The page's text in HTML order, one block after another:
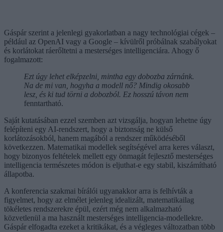
Gáspár szerint a jelenlegi gyakorlatban a nagy technológiai cégek –
például az OpenAI vagy a Google – kívülről próbálnak szabályokat
és korlátokat ráerőltetni a mesterséges intelligenciára. Ahogy ő
fogalmazott:
Ezt úgy lehet elképzelni, mintha egy dobozba zárnánk.
Na de mi van, hogyha a modell nő? Mindig okosabb
lesz, és ki tud törni a dobozból. Ez hosszú távon nem
fenntartható.
Saját kutatásában ezzel szemben azt vizsgálja, hogyan lehetne úgy
felépíteni egy AI-rendszert, hogy a biztonság ne külső
korlátozásokból, hanem magából a rendszer működéséből
következzen. Matematikai modellek segítségével arra keres választ,
hogy bizonyos feltételek mellett egy önmagát fejlesztő mesterséges
intelligencia természetes módon is eljuthat-e egy stabil, kiszámítható
állapotba.
A konferencia szakmai bírálói ugyanakkor arra is felhívták a
figyelmet, hogy az elmélet jelenleg idealizált, matematikailag
tökéletes rendszerekre épül, ezért még nem alkalmazható
közvetlenül a ma használt mesterséges intelligencia-modellekre.
Gáspár elfogadta ezeket a kritikákat, és a végleges változatban több